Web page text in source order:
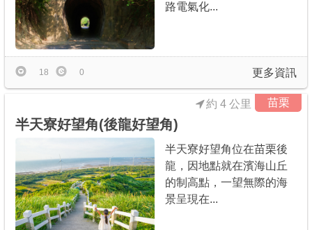
路電氣化...
更多資訊
18 0
苗栗
約 4 公里
半天寮好望角(後龍好望角)
半天寮好望角位在苗栗後
龍，因地點就在濱海山丘
的制高點，一望無際的海
景呈現在...